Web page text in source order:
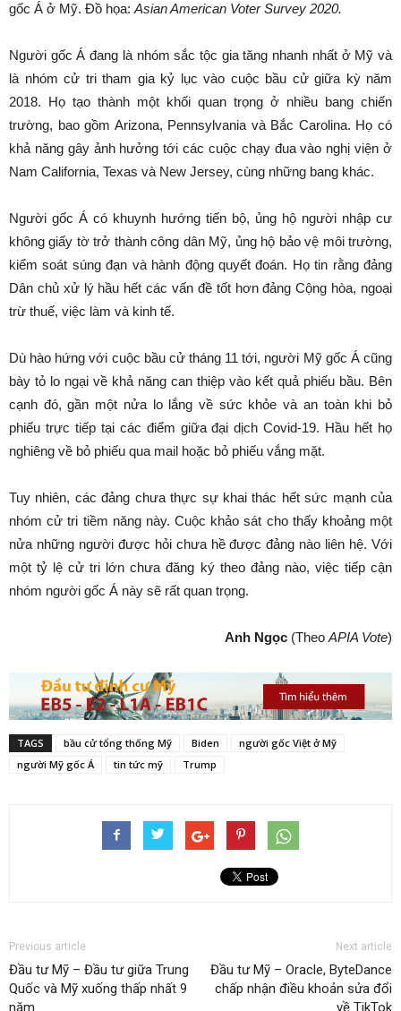
gốc Á ở Mỹ. Đồ họa: Asian American Voter Survey 2020.
Người gốc Á đang là nhóm sắc tộc gia tăng nhanh nhất ở Mỹ và
là nhóm cử tri tham gia kỷ lục vào cuộc bầu cử giữa kỳ năm
2018. Họ tạo thành một khối quan trọng ở nhiều bang chiến
trường, bao gồm Arizona, Pennsylvania và Bắc Carolina. Họ có
khả năng gây ảnh hưởng tới các cuộc chạy đua vào nghị viện ở
Nam California, Texas và New Jersey, cùng những bang khác.
Người gốc Á có khuynh hướng tiến bộ, ủng hộ người nhập cư
không giấy tờ trở thành công dân Mỹ, ủng hộ bảo vệ môi trường,
kiểm soát súng đạn và hành động quyết đoán. Họ tin rằng đảng
Dân chủ xử lý hầu hết các vấn đề tốt hơn đảng Cộng hòa, ngoại
trừ thuế, việc làm và kinh tế.
Dù hào hứng với cuộc bầu cử tháng 11 tới, người Mỹ gốc Á cũng
bày tỏ lo ngại về khả năng can thiệp vào kết quả phiếu bầu. Bên
cạnh đó, gần một nửa lo lắng về sức khỏe và an toàn khi bỏ
phiếu trực tiếp tại các điểm giữa đại dịch Covid-19. Hầu hết họ
nghiêng về bỏ phiếu qua mail hoặc bỏ phiếu vắng mặt.
Tuy nhiên, các đảng chưa thực sự khai thác hết sức mạnh của
nhóm cử tri tiềm năng này. Cuộc khảo sát cho thấy khoảng một
nửa những người được hỏi chưa hề được đảng nào liên hệ. Với
một tỷ lệ cử tri lớn chưa đăng ký theo đảng nào, việc tiếp cận
nhóm người gốc Á này sẽ rất quan trọng.
Anh Ngọc (Theo APIA Vote)
TAGS bầu cử tổng thống Mỹ Biden
người gốc Việt ở Mỹ
người Mỹ gốc Á
tin tức mỹ Trump
Previous article
Đầu tư Mỹ – Đầu tư giữa Trung
Quốc và Mỹ xuống thấp nhất 9
năm
Next article
Đầu tư Mỹ – Oracle, ByteDance
chấp nhận điều khoản sửa đổi
về TikTok